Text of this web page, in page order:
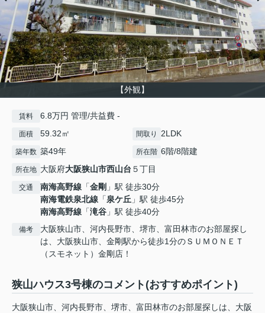
【外観】
賃料 6.8万円 管理/共益費 -
面積 59.32㎡ 間取り 2LDK
築年数 築49年 所在階 6階/8階建
所在地 大阪府大阪狭山市西山台 ５丁目
交通 南海高野線 「金剛 」駅 徒歩30分
南海電鉄泉北線 「泉ケ丘 」駅 徒歩45分
南海高野線 「滝谷 」駅 徒歩40分
備考
大阪狭山市、河内長野市、堺市、富田林市のお部屋探し
は、大阪狭山市、金剛駅から徒歩1分のＳＵＭＯＮＥＴ
（スモネット）金剛店！
狭山ハウス3号棟のコメント(おすすめポイント)
大阪狭山市、河内長野市、堺市、富田林市のお部屋探しは、大阪